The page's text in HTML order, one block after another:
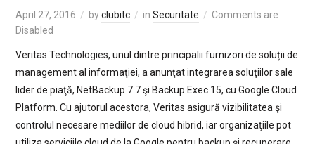
April 27, 2016 byclubitc in Securitate
Comments are
Disabled
Veritas Technologies, unul dintre principalii furnizori de soluții de
management al informaţiei, a anunţat integrarea soluţiilor sale
lider de piaţă, NetBackup 7.7 şi Backup Exec 15, cu Google Cloud
Platform. Cu ajutorul acestora, Veritas asigură vizibilitatea şi
controlul necesare mediilor de cloud hibrid, iar organizaţiile pot